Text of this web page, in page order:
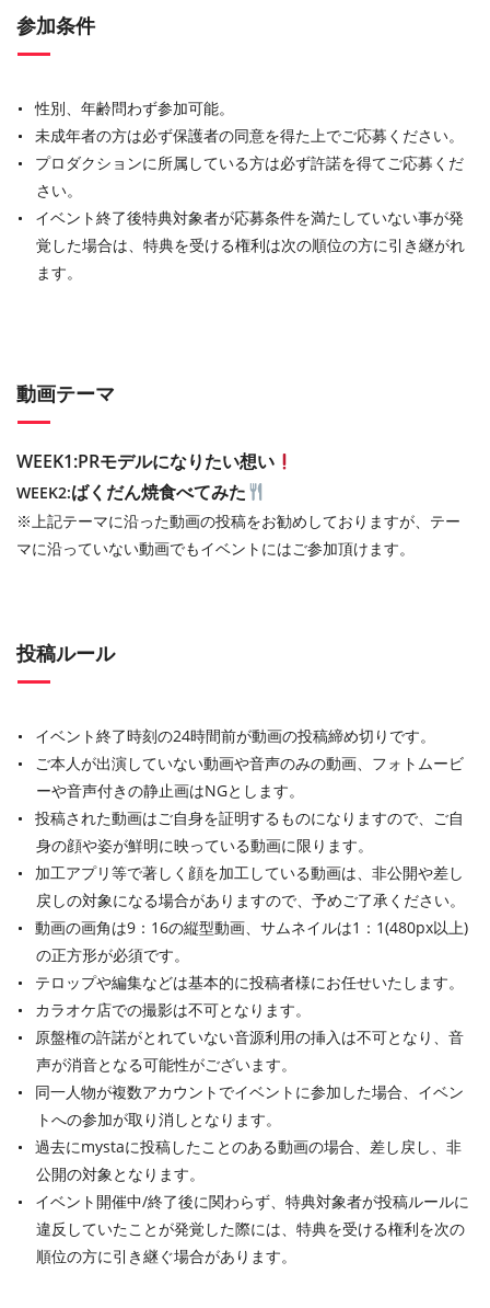
参加条件
性別、年齢問わず参加可能。
未成年者の方は必ず保護者の同意を得た上でご応募ください。
プロダクションに所属している方は必ず許諾を得てご応募くだ
さい。
イベント終了後特典対象者が応募条件を満たしていない事が発
覚した場合は、特典を受ける権利は次の順位の方に引き継がれ
ます。
動画テーマ
WEEK1:PRモデルになりたい想い
WEEK2:ばくだん焼食べてみた
※上記テーマに沿った動画の投稿をお勧めしておりますが、テー
マに沿っていない動画でもイベントにはご参加頂けます。
投稿ルール
イベント終了時刻の24時間前が動画の投稿締め切りです。
ご本人が出演していない動画や音声のみの動画、フォトムービ
ーや音声付きの静止画はNGとします。
投稿された動画はご自身を証明するものになりますので、ご自
身の顔や姿が鮮明に映っている動画に限ります。
加工アプリ等で著しく顔を加工している動画は、非公開や差し
戻しの対象になる場合がありますので、予めご了承ください。
動画の画角は9：16の縦型動画、サムネイルは1：1(480px以上)
の正方形が必須です。
テロップや編集などは基本的に投稿者様にお任せいたします。
カラオケ店での撮影は不可となります。
原盤権の許諾がとれていない音源利用の挿入は不可となり、音
声が消音となる可能性がございます。
同一人物が複数アカウントでイベントに参加した場合、イベン
トへの参加が取り消しとなります。
過去にmystaに投稿したことのある動画の場合、差し戻し、非
公開の対象となります。
イベント開催中/終了後に関わらず、特典対象者が投稿ルールに
違反していたことが発覚した際には、特典を受ける権利を次の
順位の方に引き継ぐ場合があります。